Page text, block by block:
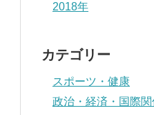
2018年
カテゴリー
スポーツ・健康
政治・経済・国際関